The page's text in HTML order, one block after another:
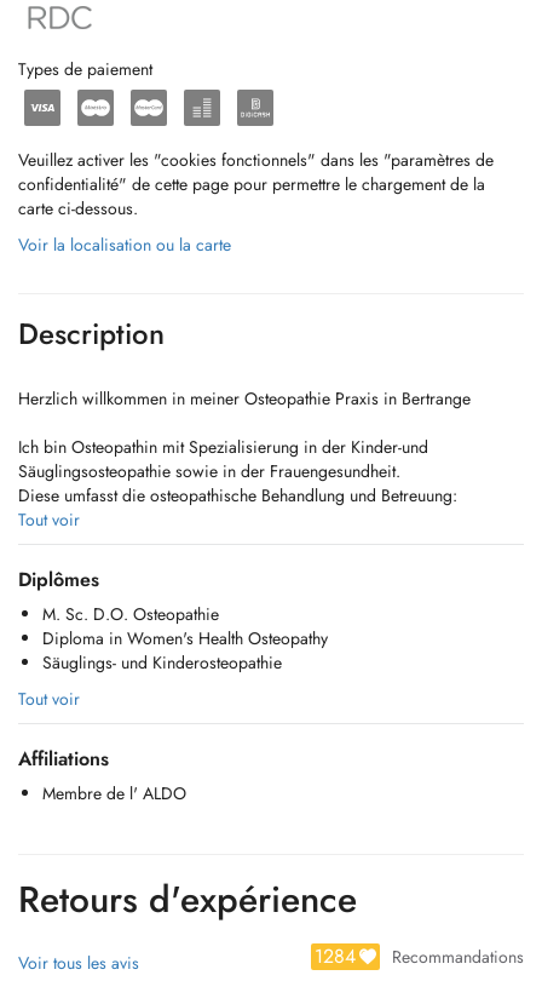
Types de paiement
Veuillez activer les "cookies fonctionnels" dans les "paramètres de
confidentialité" de cette page pour permettre le chargement de la
carte ci-dessous.
Voir la localisation ou la carte
Description
Herzlich willkommen in meiner Osteopathie Praxis in Bertrange
Ich bin Osteopathin mit Spezialisierung in der Kinder-und
Säuglingsosteopathie sowie in der Frauengesundheit.
Diese umfasst die osteopathische Behandlung und Betreuung:
-bei gynäkologischen Problemen
-in der Schwangerschaft,
-Postpartum/Wochenbett,
-bei unerfülltem Kinderwunsch,
- während einer Kinderwunschbehandlung.
Tout voir
Diplômes
M. Sc. D.O. Osteopathie
Diploma in Women's Health Osteopathy
Säuglings- und Kinderosteopathie
Tout voir
Affiliations
Membre de l' ALDO
Retours d'expérience
Voir tous les avis 1284 Recommandations